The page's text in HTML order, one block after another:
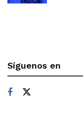
Síguenos en